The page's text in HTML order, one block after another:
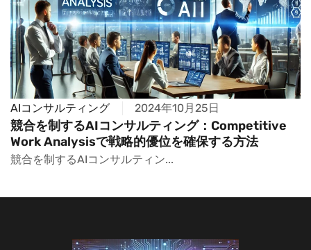
AIコンサルティング 2024年10月25日
競合を制するAIコンサルティング：Competitive
Work Analysisで戦略的優位を確保する方法
競合を制するAIコンサルティン...